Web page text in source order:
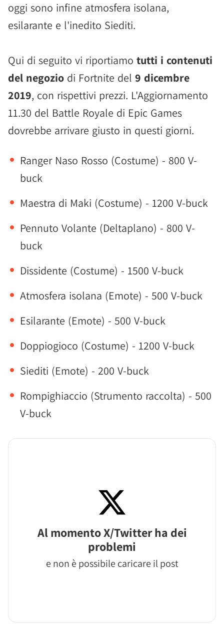
oggi sono infine atmosfera isolana,
esilarante e l'inedito Siediti.
Qui di seguito vi riportiamo tutti i contenuti
del negozio di Fortnite del 9 dicembre
2019, con rispettivi prezzi. L'Aggiornamento
11.30 del Battle Royale di Epic Games
dovrebbe arrivare giusto in questi giorni.
Ranger Naso Rosso (Costume) - 800 V-
buck
Maestra di Maki (Costume) - 1200 V-buck
Pennuto Volante (Deltaplano) - 800 V-
buck
Dissidente (Costume) - 1500 V-buck
Atmosfera isolana (Emote) - 500 V-buck
Esilarante (Emote) - 500 V-buck
Doppiogioco (Costume) - 1200 V-buck
Siediti (Emote) - 200 V-buck
Rompighiaccio (Strumento raccolta) - 500
V-buck
Al momento X/Twitter ha dei
problemi
e non è possibile caricare il post